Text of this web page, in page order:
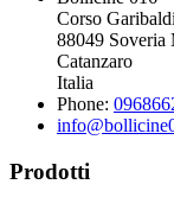
Corso
88049 Soveria
Catanzaro
Italia
Phone:
Prodotti